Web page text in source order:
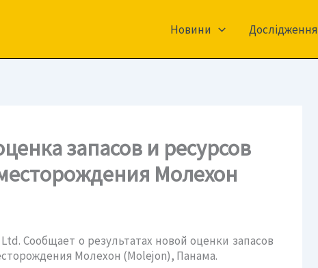
Новини Дослідження
запасов и ресурсов
Молехон
Сообщает о результатах новой оценки запасов
Молехон (Molejon), Панама.